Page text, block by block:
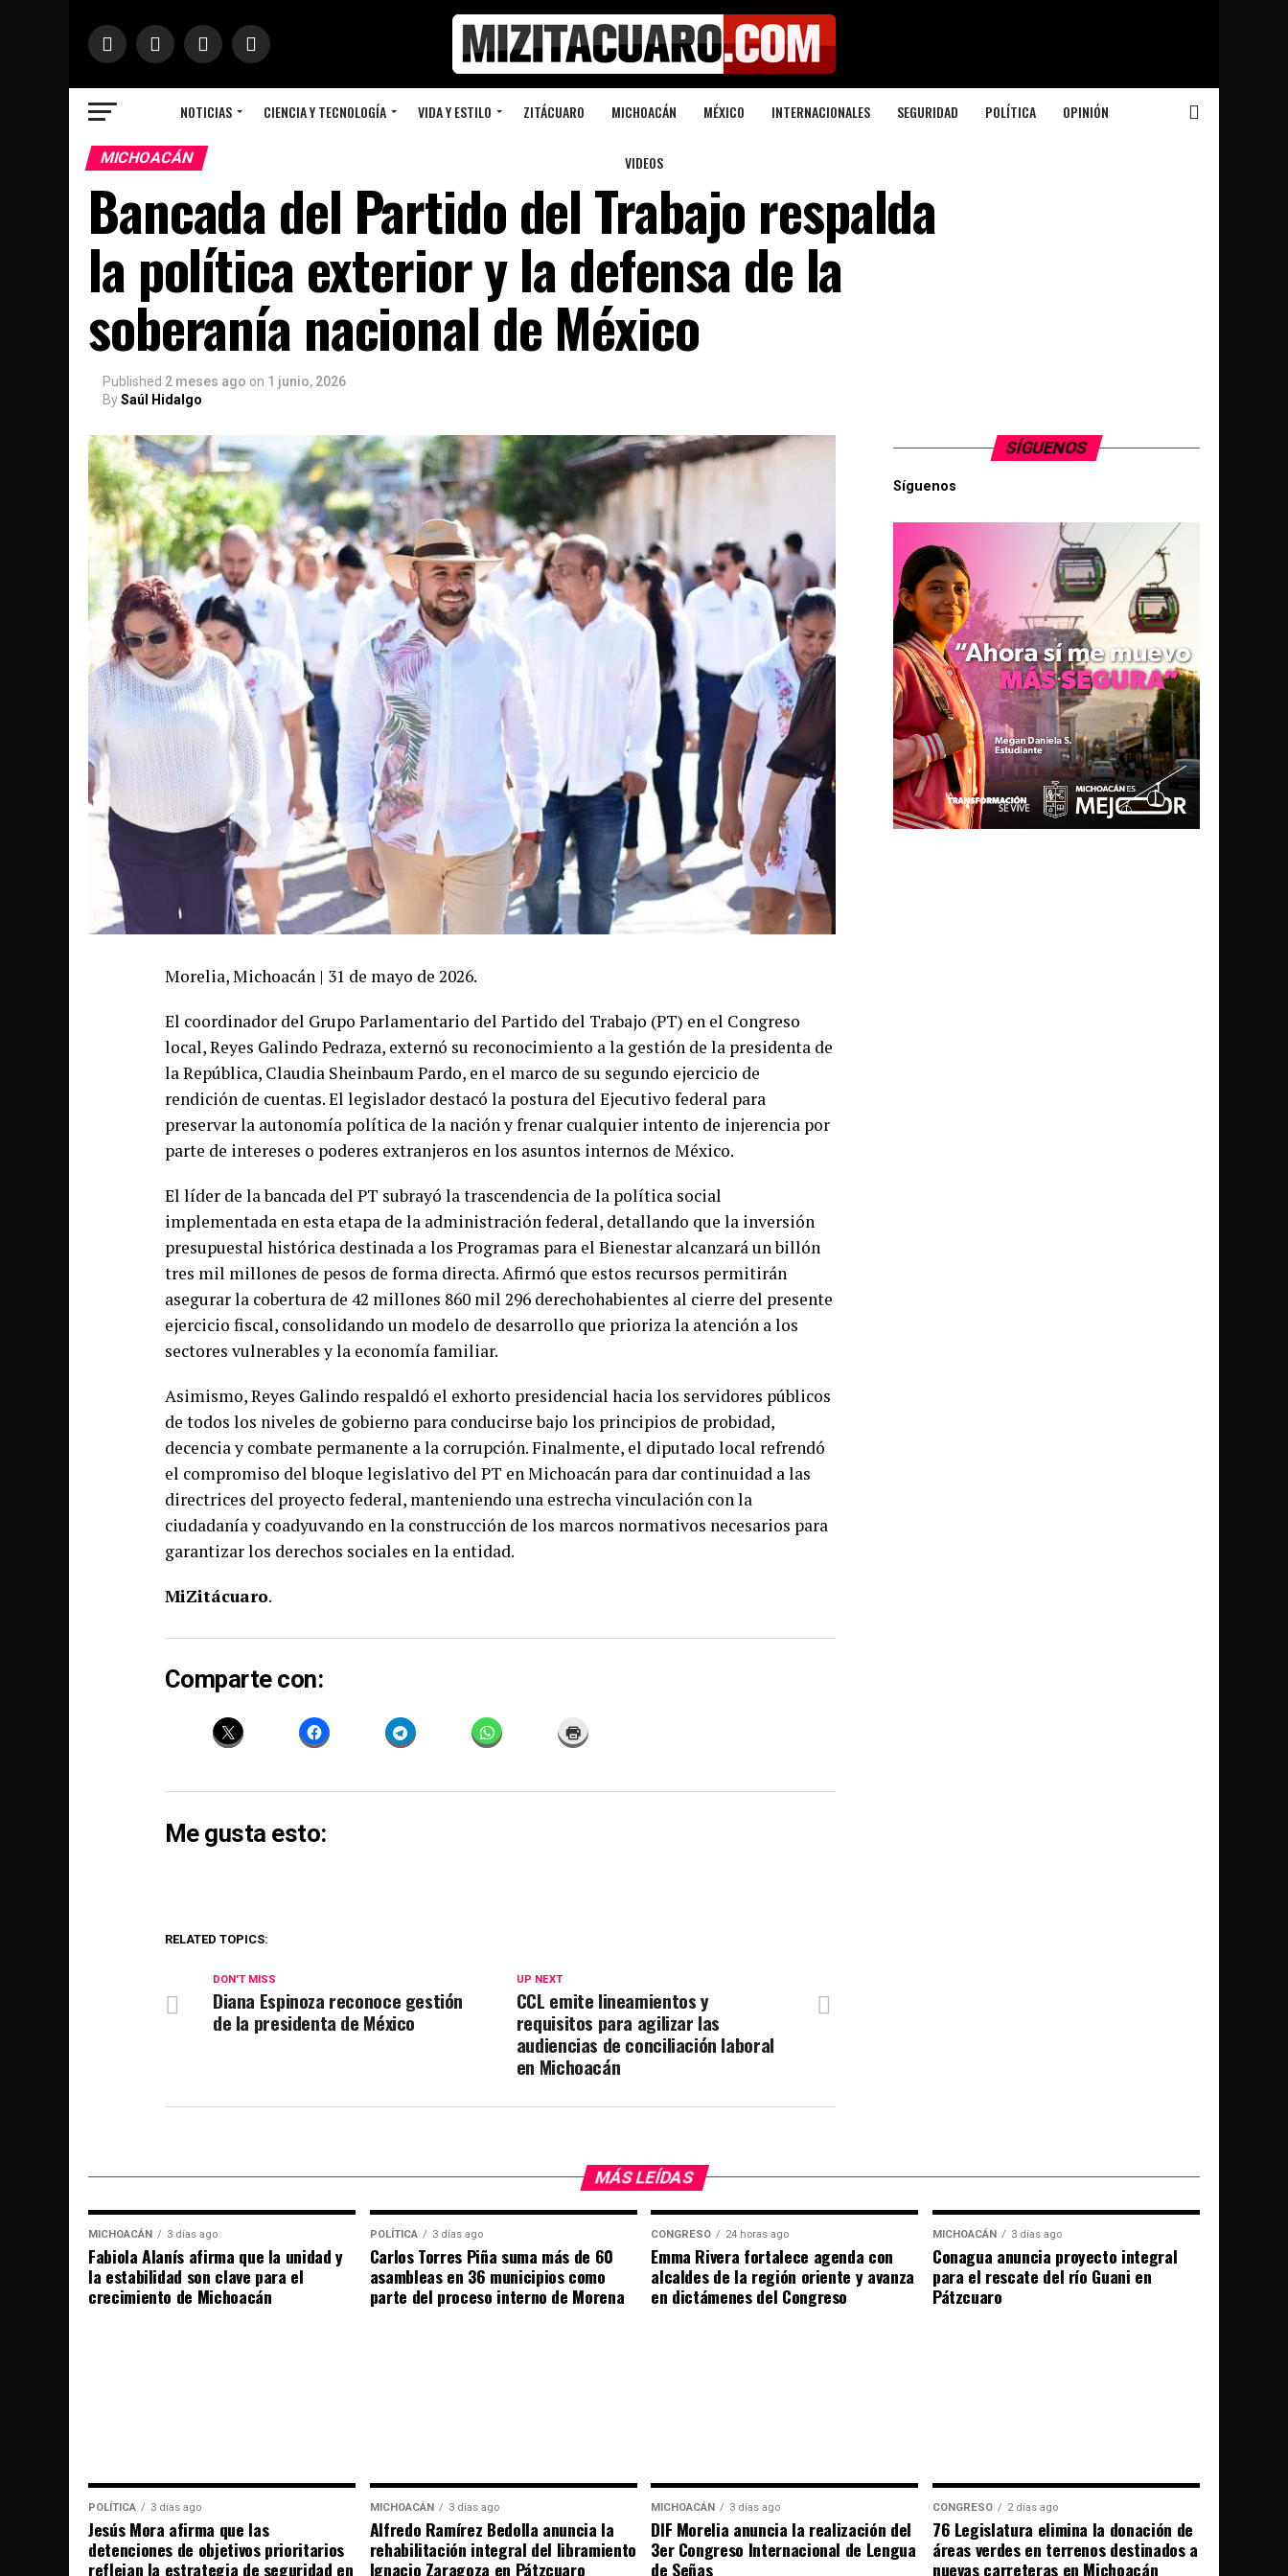
NOTICIAS CIENCIA Y TECNOLOGÍA VIDA Y ESTILO ZITÁCUARO MICHOACÁN MÉXICO INTERNACIONALES SEGURIDAD POLÍTICA OPINIÓN
VIDEOS
MICHOACÁN
Bancada del Partido del Trabajo respalda
la política exterior y la defensa de la
soberanía nacional de México
Published 2 meses ago on 1 junio, 2026
BySaúl Hidalgo
Morelia, Michoacán | 31 de mayo de 2026.
El coordinador del Grupo Parlamentario del Partido del Trabajo (PT) en el Congreso
local, Reyes Galindo Pedraza, externó su reconocimiento a la gestión de la presidenta de
la República, Claudia Sheinbaum Pardo, en el marco de su segundo ejercicio de
rendición de cuentas. El legislador destacó la postura del Ejecutivo federal para
preservar la autonomía política de la nación y frenar cualquier intento de injerencia por
parte de intereses o poderes extranjeros en los asuntos internos de México.
El líder de la bancada del PT subrayó la trascendencia de la política social
implementada en esta etapa de la administración federal, detallando que la inversión
presupuestal histórica destinada a los Programas para el Bienestar alcanzará un billón
tres mil millones de pesos de forma directa. Afirmó que estos recursos permitirán
asegurar la cobertura de 42 millones 860 mil 296 derechohabientes al cierre del presente
ejercicio fiscal, consolidando un modelo de desarrollo que prioriza la atención a los
sectores vulnerables y la economía familiar.
Asimismo, Reyes Galindo respaldó el exhorto presidencial hacia los servidores públicos
de todos los niveles de gobierno para conducirse bajo los principios de probidad,
decencia y combate permanente a la corrupción. Finalmente, el diputado local refrendó
el compromiso del bloque legislativo del PT en Michoacán para dar continuidad a las
directrices del proyecto federal, manteniendo una estrecha vinculación con la
ciudadanía y coadyuvando en la construcción de los marcos normativos necesarios para
garantizar los derechos sociales en la entidad.
MiZitácuaro.
Comparte con:
Me gusta esto:
RELATED TOPICS:
UP NEXT
CCL emite lineamientos y
requisitos para agilizar las
audiencias de conciliación laboral
en Michoacán
DON'T MISS
Diana Espinoza reconoce gestión
de la presidenta de México
SÍGUENOS
Síguenos
MÁS LEÍDAS
MICHOACÁN 3 días ago
Fabiola Alanís afirma que la unidad y
la estabilidad son clave para el
crecimiento de Michoacán
POLÍTICA 3 días ago
Carlos Torres Piña suma más de 60
asambleas en 36 municipios como
parte del proceso interno de Morena
CONGRESO 24 horas ago
Emma Rivera fortalece agenda con
alcaldes de la región oriente y avanza
en dictámenes del Congreso
MICHOACÁN 3 días ago
Conagua anuncia proyecto integral
para el rescate del río Guani en
Pátzcuaro
POLÍTICA 3 días ago
Jesús Mora afirma que las
detenciones de objetivos prioritarios
reflejan la estrategia de seguridad en
MICHOACÁN 3 días ago
Alfredo Ramírez Bedolla anuncia la
rehabilitación integral del libramiento
Ignacio Zaragoza en Pátzcuaro
MICHOACÁN 3 días ago
DIF Morelia anuncia la realización del
3er Congreso Internacional de Lengua
de Señas
CONGRESO 2 días ago
76 Legislatura elimina la donación de
áreas verdes en terrenos destinados a
nuevas carreteras en Michoacán